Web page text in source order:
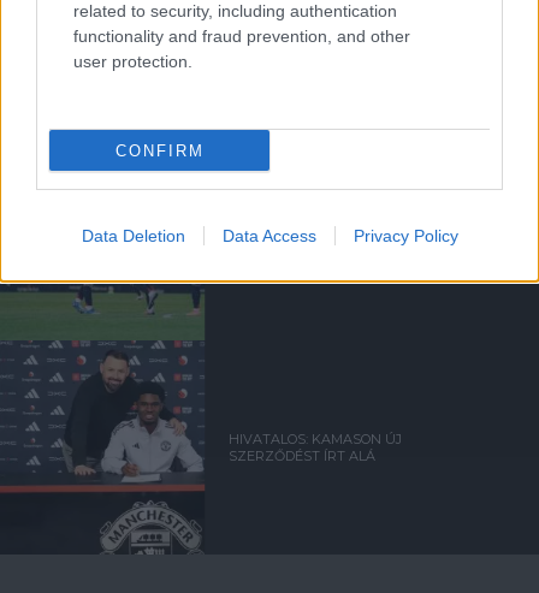
related to security, including authentication
functionality and fraud prevention, and other
user protection.
CONFIRM
Data Deletion Data Access Privacy Policy
FLETCHER: EZ EGY ŐRÜLT
HÉT VOLT!
ELLENFELE A
RÁJÁTSZÁSBAN
HIVATALOS: KAMASON ÚJ
SZERZŐDÉST ÍRT ALÁ